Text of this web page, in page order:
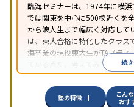
臨海セミナーは、1974年に横
では関東を中心に500校近くを
から浪人生まで幅広く対応して
は、東大合格に特化したクラ
海卒業の現役東大生がTA（テ
ている点だ。考えてみてほしい
トをしたいと思うだろうか？
だと私は思う。
続
塾の特徴
こん
おす